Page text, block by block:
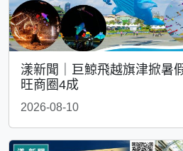
漾新聞｜巨鯨飛越旗津掀
旺商圈4成
2026-08-10